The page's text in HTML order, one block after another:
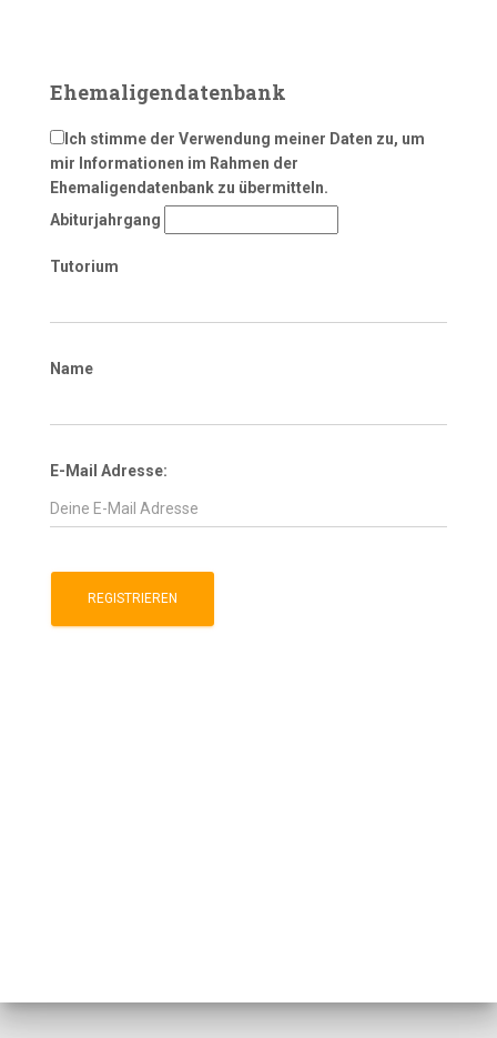
Ehemaligendatenbank
Ich stimme der Verwendung meiner Daten zu, um
mir Informationen im Rahmen der
Ehemaligendatenbank zu übermitteln.
Abiturjahrgang
Tutorium
Name
E-Mail Adresse: